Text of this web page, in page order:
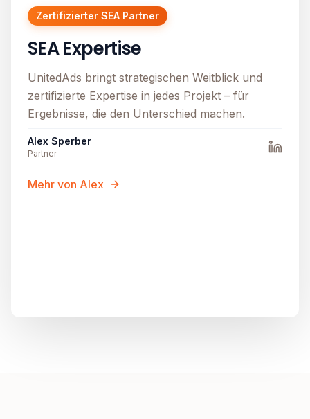
Zertifizierter SEA Partner
SEA Expertise
UnitedAds bringt strategischen Weitblick und
zertifizierte Expertise in jedes Projekt – für
Ergebnisse, die den Unterschied machen.
Alex Sperber
Partner
Mehr von Alex